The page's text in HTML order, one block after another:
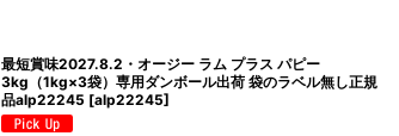
最短賞味2027.8.2・オージー ラム プラス パピー
3kg（1kg×3袋）専用ダンボール出荷 袋のラベル無し正規
品alp22245 [alp22245]